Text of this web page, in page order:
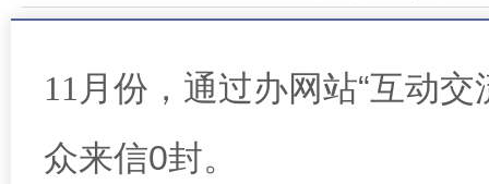
11 月份，通过办网站“互动交
众来信0封。